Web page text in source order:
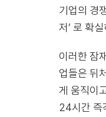
기업의 경
저’ 로 확
이러한 잠
업들은 뒤
게 움직이
24시간 즉